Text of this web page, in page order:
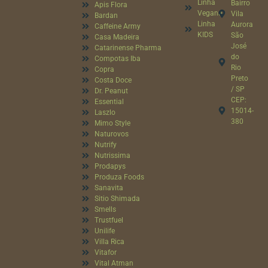
Apis Flora
Bardan
Caffeine Army
Casa Madeira
Catarinense Pharma
Compotas Iba
Copra
Costa Doce
Dr. Peanut
Essential
Laszlo
Mimo Style
Naturovos
Nutrify
Nutrissima
Prodapys
Produza Foods
Sanavita
Sitio Shimada
Smells
Trustfuel
Unilife
Villa Rica
Vitafor
Vital Atman
Linha
Vegana
Linha
KIDS
Bairro
Vila
Aurora
São
José
do
Rio
Preto
/ SP
CEP:
15014-
380